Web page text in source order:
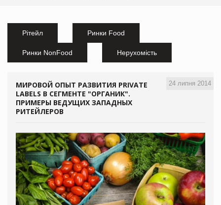
Рітейл Ринки Food
Ринки NonFood Нерухомість
24 липня 2014
МИРОВОЙ ОПЫТ РАЗВИТИЯ PRIVATE
LABELS В СЕГМЕНТЕ "ОРГАНИК".
ПРИМЕРЫ ВЕДУЩИХ ЗАПАДНЫХ
РИТЕЙЛЕРОВ